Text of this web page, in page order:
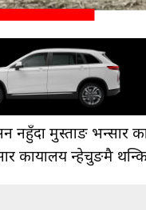
नहुँदा मुस्ताङ भन्सार
कार्यालय न्हेचुङमै